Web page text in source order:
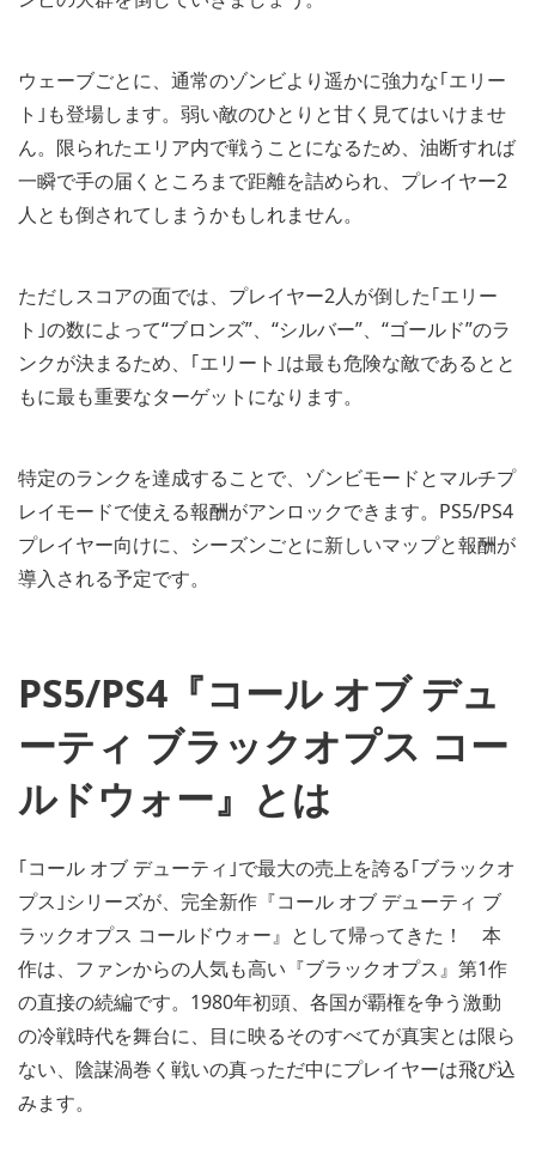
ウェーブごとに、通常のゾンビより遥かに強力な｢エリー
ト｣も登場します。弱い敵のひとりと甘く見てはいけませ
ん。限られたエリア内で戦うことになるため、油断すれば
一瞬で手の届くところまで距離を詰められ、プレイヤー2
人とも倒されてしまうかもしれません。
ただしスコアの面では、プレイヤー2人が倒した｢エリー
ト｣の数によって“ブロンズ”、“シルバー”、“ゴールド”のラ
ンクが決まるため、｢エリート｣は最も危険な敵であるとと
もに最も重要なターゲットになります。
特定のランクを達成することで、ゾンビモードとマルチプ
レイモードで使える報酬がアンロックできます。PS5/PS4
プレイヤー向けに、シーズンごとに新しいマップと報酬が
導入される予定です。
PS5/PS4『コール オブ デュ
ーティ ブラックオプス コー
ルドウォー』とは
｢コール オブ デューティ｣で最大の売上を誇る｢ブラックオ
プス｣シリーズが、完全新作『コール オブ デューティ ブ
ラックオプス コールドウォー』として帰ってきた！ 本
作は、ファンからの人気も高い『ブラックオプス』第1作
の直接の続編です。1980年初頭、各国が覇権を争う激動
の冷戦時代を舞台に、目に映るそのすべてが真実とは限ら
ない、陰謀渦巻く戦いの真っただ中にプレイヤーは飛び込
みます。